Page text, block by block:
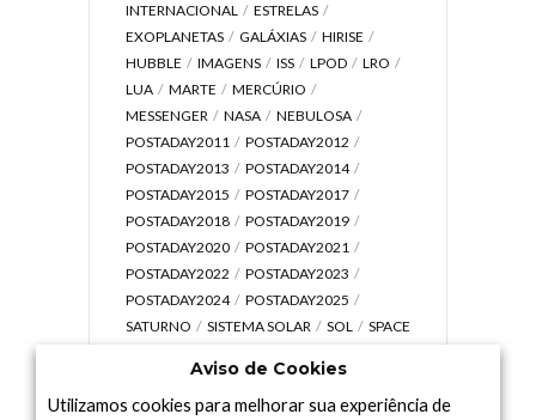
INTERNACIONAL
ESTRELAS
EXOPLANETAS
GALÁXIAS
HIRISE
HUBBLE
IMAGENS ISS LPOD
LRO
LUA
MARTE
MERCÚRIO
MESSENGER
NASA
NEBULOSA
POSTADAY2011
POSTADAY2012
POSTADAY2013
POSTADAY2014
POSTADAY2015
POSTADAY2017
POSTADAY2018
POSTADAY2019
POSTADAY2020
POSTADAY2021
POSTADAY2022
POSTADAY2023
POSTADAY2024
POSTADAY2025
SATURNO
SISTEMA SOLAR SOL
SPACE
UNIVERSO
VÍDEO
Aviso de Cookies
Utilizamos cookies para melhorar sua experiência de